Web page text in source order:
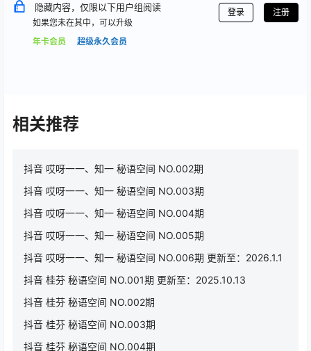
隐藏内容，仅限以下用户组阅读
如果您未在其中，可以升级
年卡会员
超级永久会员
登录 注册
相关推荐
抖音 哎呀一一、知一 秘语空间 NO.002期
抖音 哎呀一一、知一 秘语空间 NO.003期
抖音 哎呀一一、知一 秘语空间 NO.004期
抖音 哎呀一一、知一 秘语空间 NO.005期
抖音 哎呀一一、知一 秘语空间 NO.006期 更新至：2026.1.1
抖音 桂芬 秘语空间 NO.001期 更新至：2025.10.13
抖音 桂芬 秘语空间 NO.002期
抖音 桂芬 秘语空间 NO.003期
抖音 桂芬 秘语空间 NO.004期